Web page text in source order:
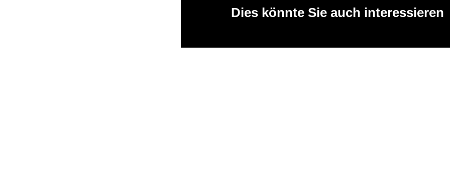
Dies könnte Sie auch interessieren